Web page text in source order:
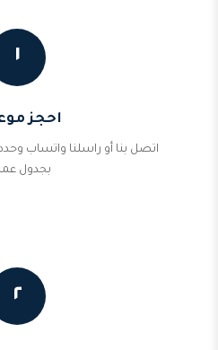
١
احجز
اتصل بنا أو راسلنا واتساب
بجدول
٢